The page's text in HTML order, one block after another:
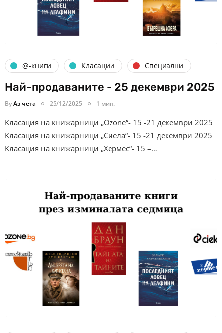
@-книги Класации Специални
Най-продаваните - 25 декември 2025
ByАз чета 25/12/2025 1 мин.
Класация на книжарници „Ozone“- 15 -21 декември 2025
Класация на книжарници „Сиела“- 15 -21 декември 2025
Класация на книжарници „Хермес“- 15 –…